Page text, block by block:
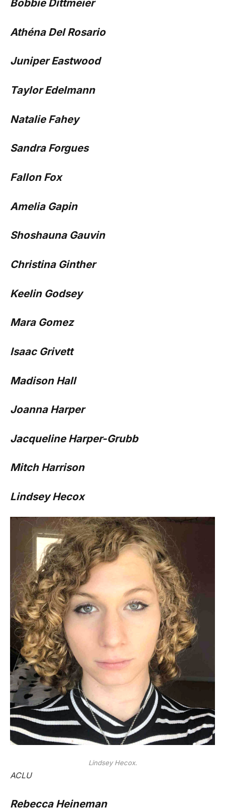
Bobbie Dittmeier
Athéna Del Rosario
Juniper Eastwood
Taylor Edelmann
Natalie Fahey
Sandra Forgues
Fallon Fox
Amelia Gapin
Shoshauna Gauvin
Christina Ginther
Keelin Godsey
Mara Gomez
Isaac Grivett
Madison Hall
Joanna Harper
Jacqueline Harper-Grubb
Mitch Harrison
Lindsey Hecox
Lindsey Hecox.
ACLU
Rebecca Heineman